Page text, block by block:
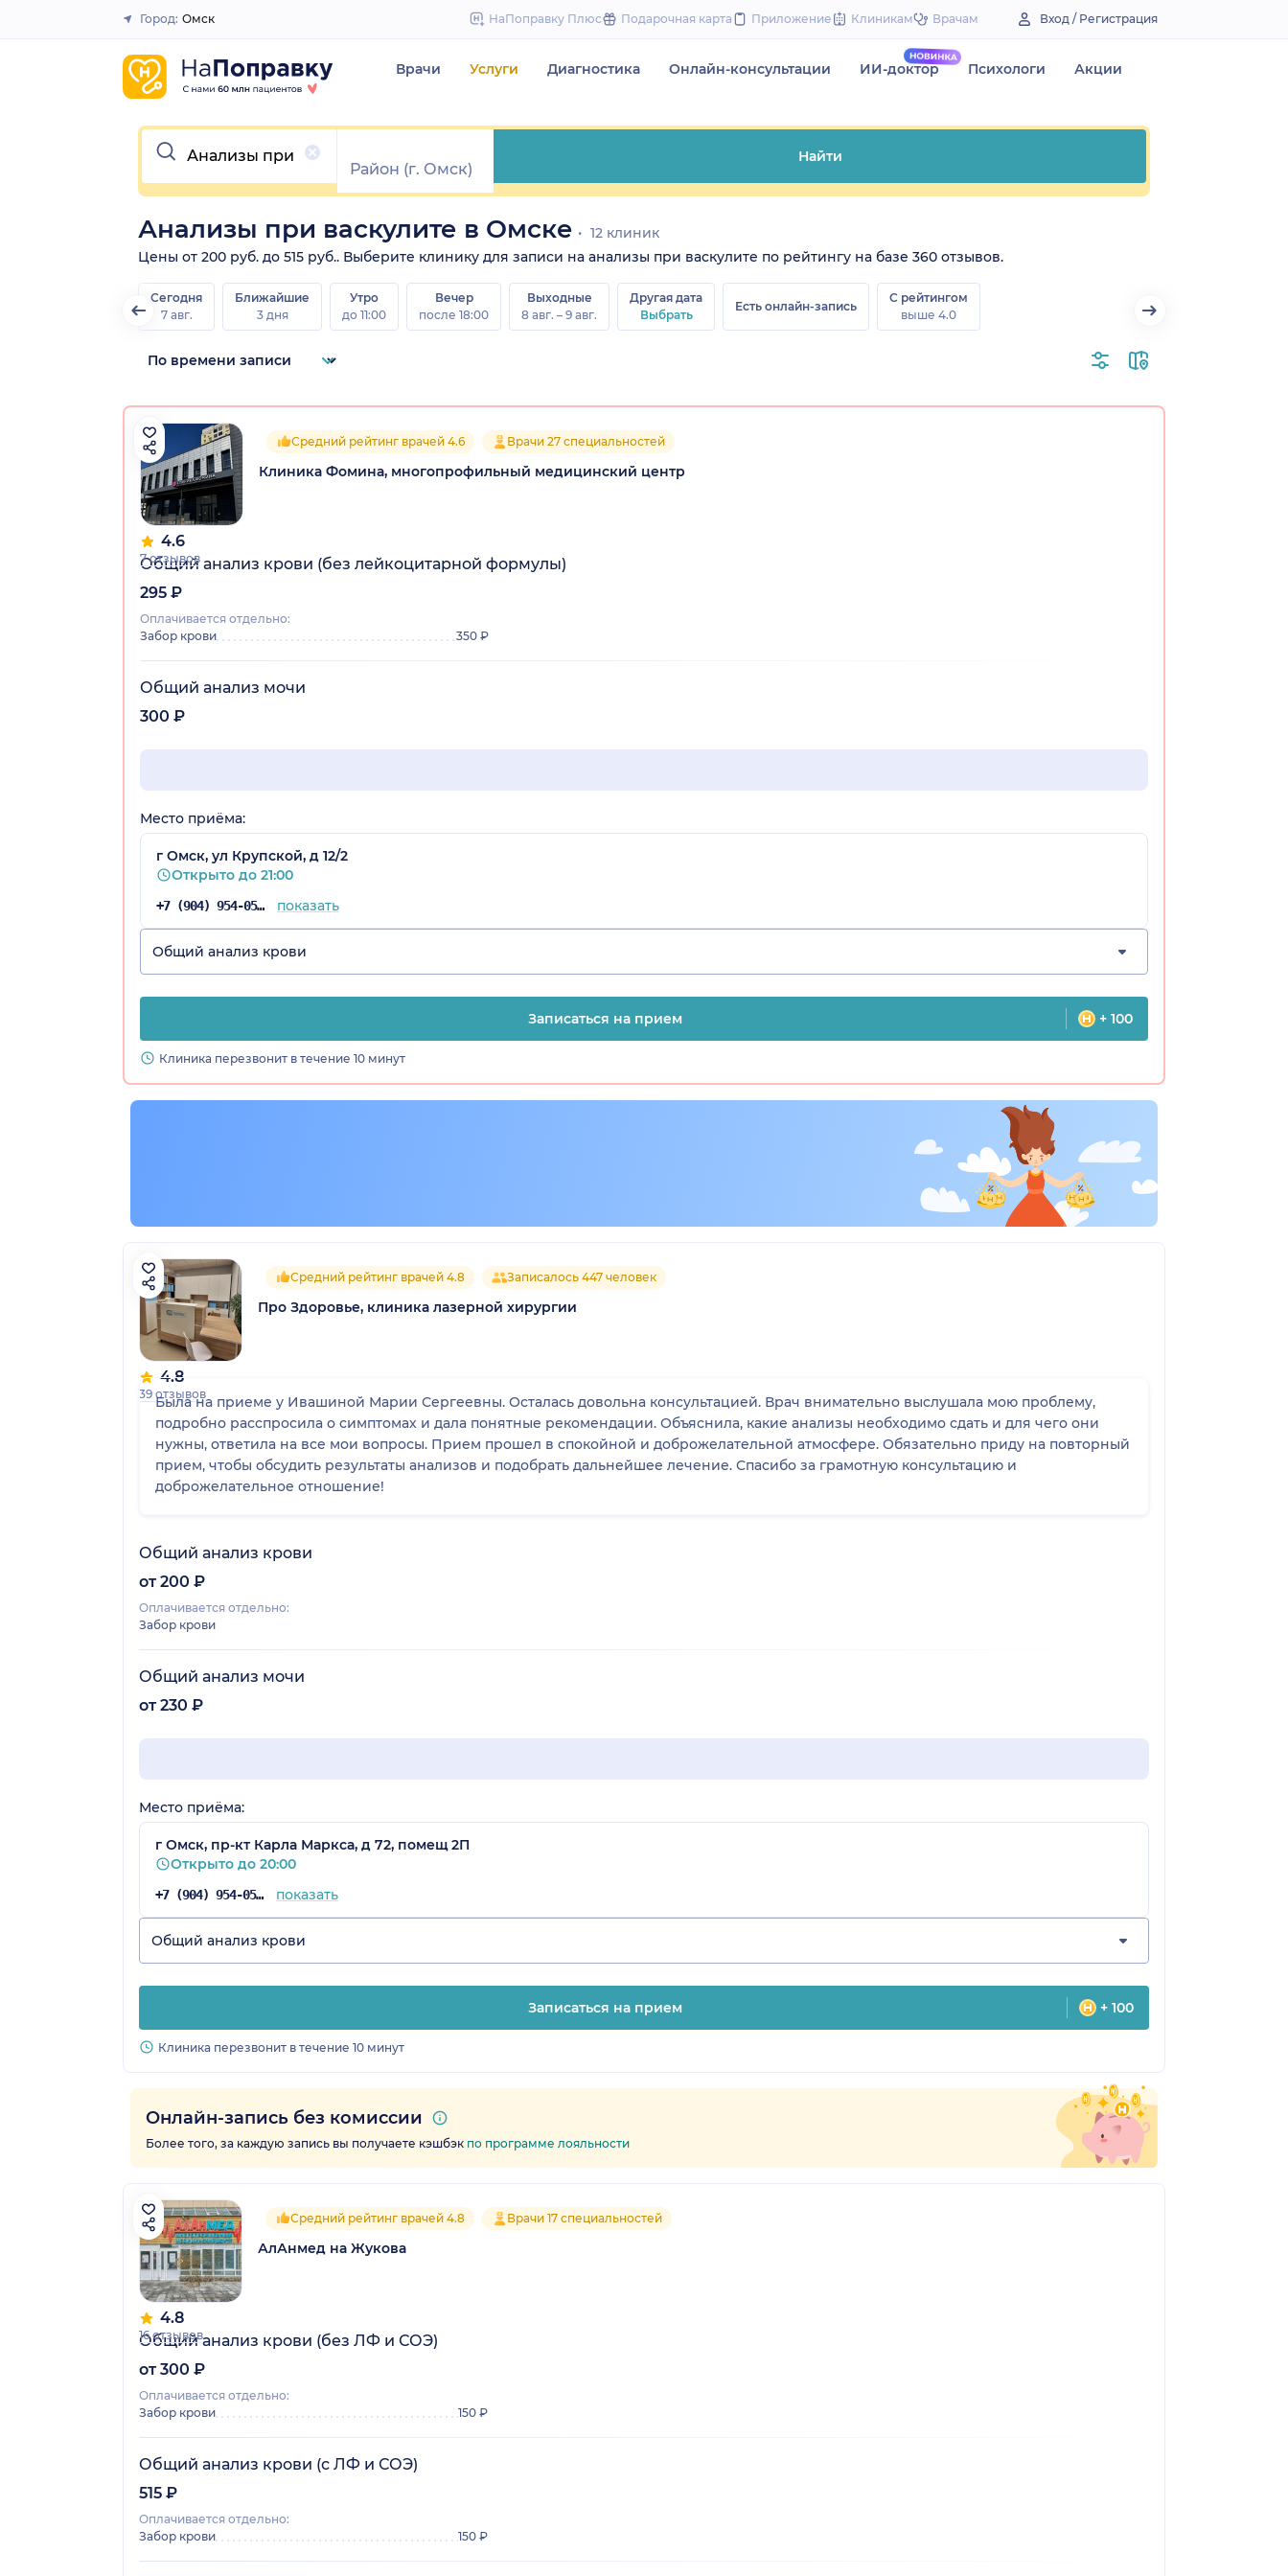
to
Закрыть
Город: Омск НаПоправку Плюс Подарочная карта Приложение Клиникам Врачам Вход / Регистрация
Врачи Услуги Диагностика Онлайн-консультации ИИ-доктор Психологи Акции
Очистить
Найти
Анализы при васкулите в Омске
12 клиник
Цены от 200 руб. до 515 руб.. Выберите клинику для записи на анализы при васкулите по рейтингу на базе 360 отзывов.
Сегодня
7 авг.
Ближайшие
3 дня
Утро
до 11:00
Вечер
после 18:00
Выходные
8 авг. – 9 авг.
Другая дата
Выбрать
Есть онлайн-запись
С рейтингом
выше 4.0
4.6
7 отзывов
Средний рейтинг врачей 4.6 Врачи 27 специальностей
Клиника Фомина, многопрофильный медицинский центр
Общий анализ крови (без лейкоцитарной формулы)
295 ₽
Оплачивается отдельно:
Забор крови
350 ₽
Общий анализ мочи
300 ₽
Место приёма:
г Омск, ул Крупской, д 12/2
Открыто до 21:00
+7 (904) 954-05-67 показать
Общий анализ крови
Записаться на прием + 100
Клиника перезвонит в течение 10 минут
4.8
39 отзывов
Средний рейтинг врачей 4.8 Записалось 447 человек
Про Здоровье, клиника лазерной хирургии
Была на приеме у Ивашиной Марии Сергеевны. Осталась довольна консультацией. Врач внимательно выслушала мою проблему,
подробно расспросила о симптомах и дала понятные рекомендации. Объяснила, какие анализы необходимо сдать и для чего они
нужны, ответила на все мои вопросы. Прием прошел в спокойной и доброжелательной атмосфере. Обязательно приду на повторный
прием, чтобы обсудить результаты анализов и подобрать дальнейшее лечение. Спасибо за грамотную консультацию и
доброжелательное отношение!
Общий анализ крови
от 200 ₽
Оплачивается отдельно:
Забор крови
Общий анализ мочи
от 230 ₽
Место приёма:
г Омск, пр-кт Карла Маркса, д 72, помещ 2П
Открыто до 20:00
+7 (904) 954-05-68 показать
Общий анализ крови
Записаться на прием + 100
Клиника перезвонит в течение 10 минут
Онлайн-запись без комиссии
Более того, за каждую запись вы получаете кэшбэк по программе лояльности
4.8
16 отзывов
Средний рейтинг врачей 4.8 Врачи 17 специальностей
АлАнмед на Жукова
Общий анализ крови (без ЛФ и СОЭ)
от 300 ₽
Оплачивается отдельно:
Забор крови
150 ₽
Общий анализ крови (с ЛФ и СОЭ)
515 ₽
Оплачивается отдельно:
Забор крови
150 ₽